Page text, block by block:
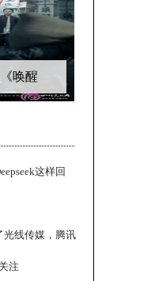
唤醒
这样回
光线传媒，腾讯
注